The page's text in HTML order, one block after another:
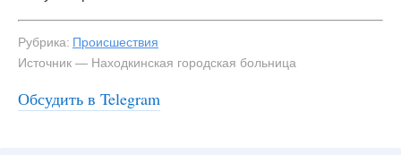
Рубрика: Происшествия
Источник — Находкинская городская больница
Обсудить в Telegram